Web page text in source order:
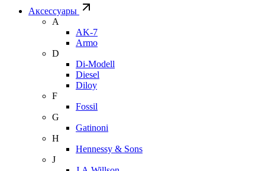
Аксессуары
A
AK-7
Armo
D
Di-Modell
Diesel
Diloy
F
Fossil
G
Gatinoni
H
Hennessy & Sons
J